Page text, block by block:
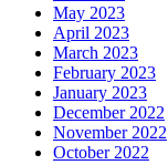
May 2023
April 2023
March 2023
February 2023
January 2023
December 2022
November 2022
October 2022